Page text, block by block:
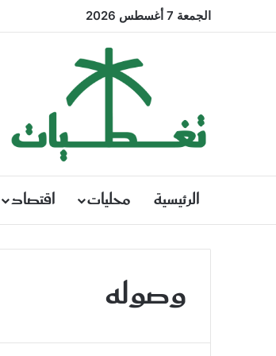
الجمعة 7 أغسطس 2026
الرئيسية محليات اقتصاد
وصوله